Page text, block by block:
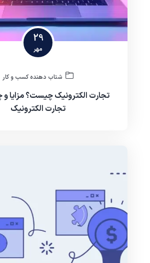
29
مهر
شتاب دهنده کسب و کار
تجارت الکترونیک چیست؟ مزایا
تجارت الکترونیک